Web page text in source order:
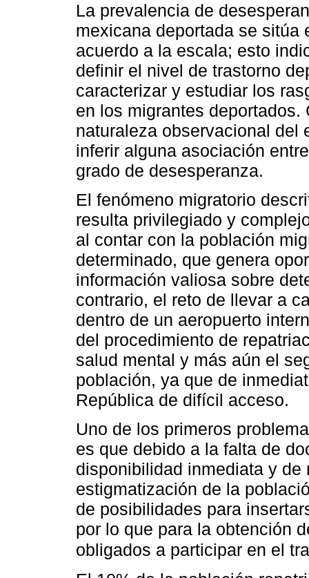
La prevalencia de
mexicana deportada se sitúa
acuerdo a la escala; esto
definir el nivel de trastorno
caracterizar y estudiar los
en los migrantes
naturaleza observacional del
inferir alguna asociación
grado de desesperanza.
El fenómeno migratorio
resulta privilegiado y
al contar con la población
determinado, que genera
información valiosa sobre
contrario, el reto de llevar a
dentro de un aeropuerto
del procedimiento de
salud mental y más aún el
población, ya que de
República de difícil acceso.
Uno de los primeros
es que debido a la falta de
disponibilidad inmediata y
estigmatización de la
de posibilidades para
por lo que para la obtención
obligados a participar en el